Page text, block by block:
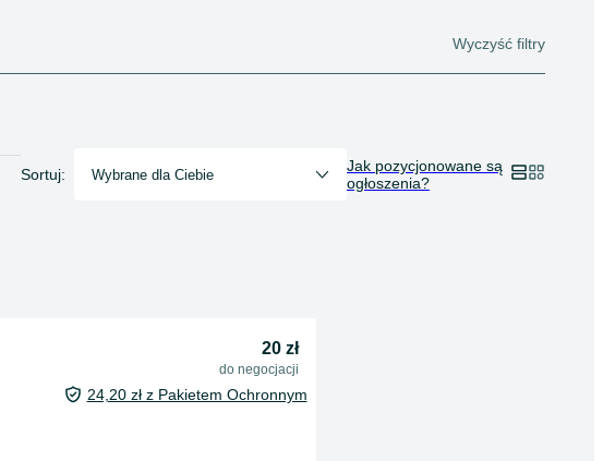
Wyczyść filtry
Sortuj: Wybrane dla Ciebie
Jak pozycjonowane są
ogłoszenia?
20 zł
do negocjacji
24,20 zł z Pakietem Ochronnym